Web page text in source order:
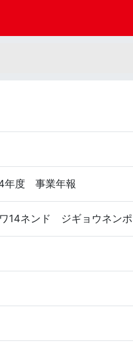
年度 事業年報
ワ14ネンド ジギョウネン